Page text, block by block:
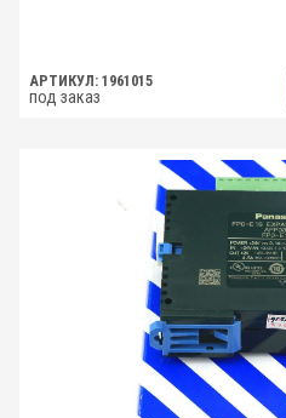
АРТИКУЛ: 1961015
под заказ